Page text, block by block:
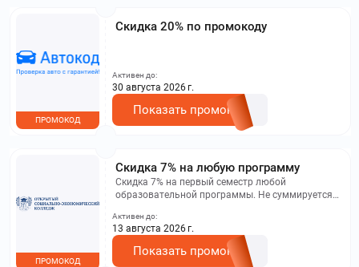
Скидка 20% по промокоду
ПРОМОКОД
Активен до:
30 августа 2026 г.
Показать промокод
Скидка 7% на любую программу
Скидка 7% на первый семестр любой
образовательной программы. Не суммируется с
на сайте.
ПРОМОКОД
Активен до:
13 августа 2026 г.
Показать промокод